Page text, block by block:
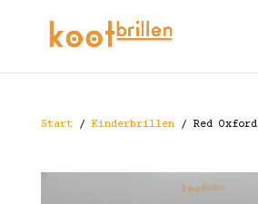
Start/ Kinderbrillen/ Red Oxford